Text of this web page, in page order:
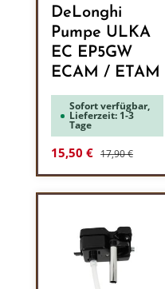
DeLonghi
Pumpe ULKA
EC EP5GW
ECAM / ETAM
Sofort verfügbar,
Lieferzeit: 1-3
Tage
Verkaufspreis:
15,50 € Regulärer Preis:
17,90 €